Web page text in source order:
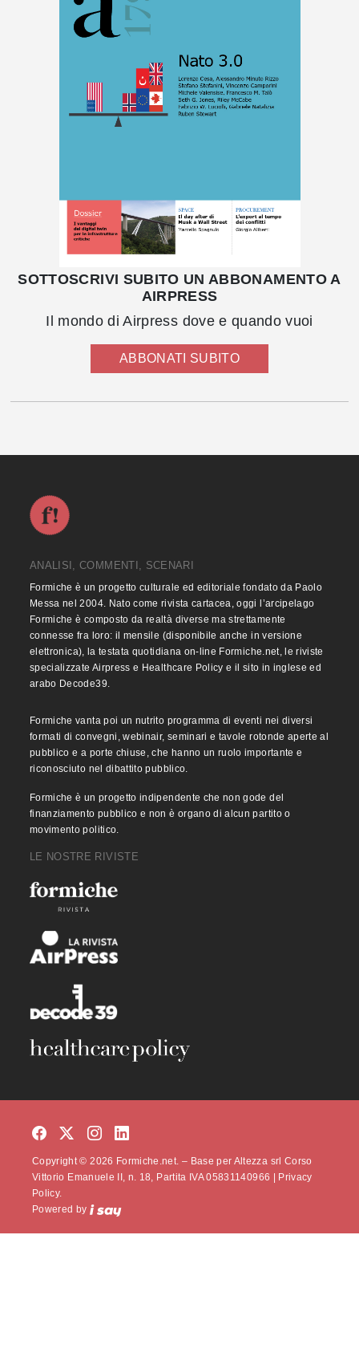
SOTTOSCRIVI SUBITO UN ABBONAMENTO A
AIRPRESS
Il mondo di Airpress dove e quando vuoi
ABBONATI SUBITO
ANALISI, COMMENTI, SCENARI
Formiche è un progetto culturale ed editoriale fondato da Paolo
Messa nel 2004. Nato come rivista cartacea, oggi l’arcipelago
Formiche è composto da realtà diverse ma strettamente
connesse fra loro: il mensile (disponibile anche in versione
elettronica), la testata quotidiana on-line Formiche.net, le riviste
specializzate Airpress e Healthcare Policy e il sito in inglese ed
arabo Decode39.
Formiche vanta poi un nutrito programma di eventi nei diversi
formati di convegni, webinair, seminari e tavole rotonde aperte al
pubblico e a porte chiuse, che hanno un ruolo importante e
riconosciuto nel dibattito pubblico.
Formiche è un progetto indipendente che non gode del
finanziamento pubblico e non è organo di alcun partito o
movimento politico.
LE NOSTRE RIVISTE
Copyright © 2026 Formiche.net. – Base per Altezza srl Corso
Vittorio Emanuele II, n. 18, Partita IVA 05831140966 |
Privacy
Policy.
Powered by